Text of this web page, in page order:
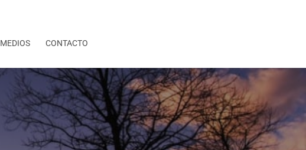
MEDIOS CONTACTO